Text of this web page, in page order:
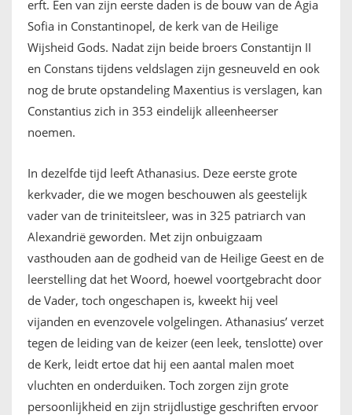
MATERIALEN
DOEN OF LATEN
ENGLISH
FRANÇAIS
erft. Een van zijn eerste daden is de bouw van de Agia
Sofia in Constantinopel, de kerk van de Heilige
Wijsheid Gods. Nadat zijn beide broers Constantijn II
en Constans tijdens veldslagen zijn gesneuveld en ook
nog de brute opstandeling Maxentius is verslagen, kan
Constantius zich in 353 eindelijk alleenheerser
noemen.
In dezelfde tijd leeft Athanasius. Deze eerste grote
kerkvader, die we mogen beschouwen als geestelijk
vader van de triniteitsleer, was in 325 patriarch van
Alexandrië geworden. Met zijn onbuigzaam
vasthouden aan de godheid van de Heilige Geest en de
leerstelling dat het Woord, hoewel voortgebracht door
de Vader, toch ongeschapen is, kweekt hij veel
vijanden en evenzovele volgelingen. Athanasius’ verzet
tegen de leiding van de keizer (een leek, tenslotte) over
de Kerk, leidt ertoe dat hij een aantal malen moet
vluchten en onderduiken. Toch zorgen zijn grote
persoonlijkheid en zijn strijdlustige geschriften ervoor